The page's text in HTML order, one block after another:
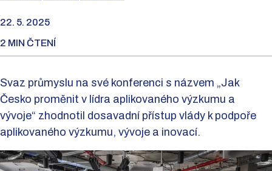
22. 5. 2025
2 MIN ČTENÍ
Svaz průmyslu na své konferenci s názvem „Jak
Česko proměnit v lídra aplikovaného výzkumu a
vývoje“ zhodnotil dosavadní přístup vlády k podpoře
aplikovaného výzkumu, vývoje a inovací.